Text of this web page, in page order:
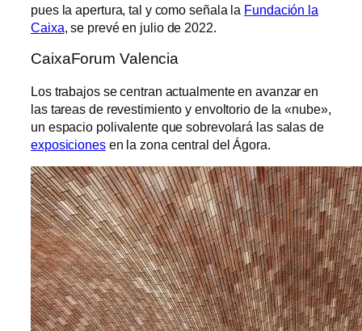
pues la apertura, tal y como señala la Fundación la
Caixa, se prevé en julio de 2022.
CaixaForum Valencia
Los trabajos se centran actualmente en avanzar en
las tareas de revestimiento y envoltorio de la «nube»,
un espacio polivalente que sobrevolará las salas de
exposicionesen la zona central del Ágora.